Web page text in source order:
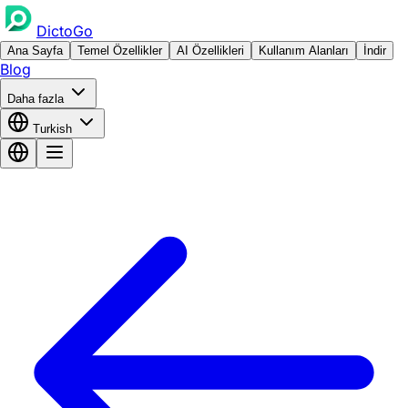
DictoGo
Ana Sayfa Temel Özellikler AI Özellikleri Kullanım Alanları İndir
Blog
Daha fazla
Turkish